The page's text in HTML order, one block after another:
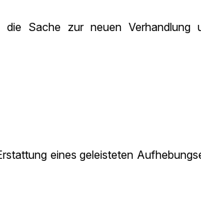
Sache zur neuen Verhandlung
eines geleisteten